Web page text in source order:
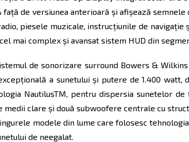
faţă de versiunea anterioară şi afişează
piesele muzicale, instrucţiunile de
mai complex şi avansat sistem HUD din
de sonorizare surround Bowers &
a sunetului şi putere de 1.400 watt,
NautilusTM, pentru dispersia sunetelor
medii clare şi două subwoofere centrale cu
modele din lume care folosesc
de neegalat.